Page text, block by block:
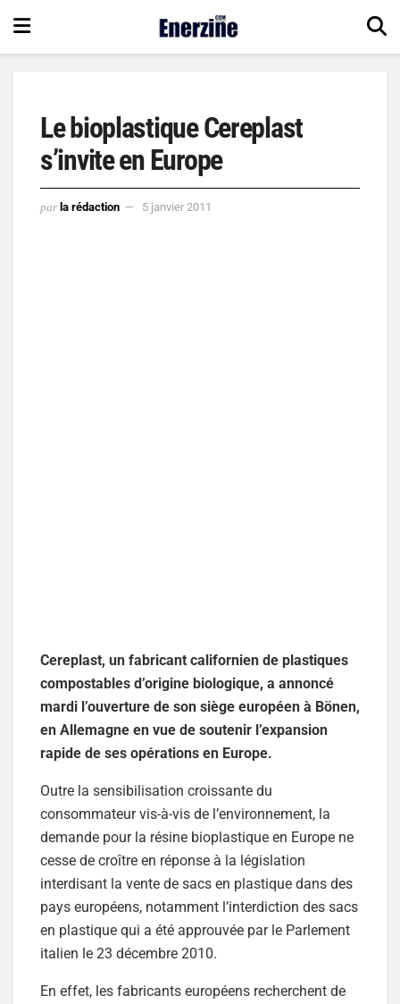
Le bioplastique Cereplast
s’invite en Europe
par la rédaction 5 janvier 2011
Cereplast, un fabricant californien de plastiques
compostables d’origine biologique, a annoncé
mardi l’ouverture de son siège européen à Bönen,
en Allemagne en vue de soutenir l’expansion
rapide de ses opérations en Europe.
Outre la sensibilisation croissante du
consommateur vis-à-vis de l’environnement, la
demande pour la résine bioplastique en Europe ne
cesse de croître en réponse à la législation
interdisant la vente de sacs en plastique dans des
pays européens, notamment l’interdiction des sacs
en plastique qui a été approuvée par le Parlement
italien le 23 décembre 2010.
En effet, les fabricants européens recherchent de